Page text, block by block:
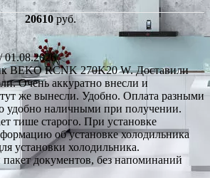
20610руб.
01.08.2026
BEKO RCNK 270K20 W. Доставили
Очень аккуратно внесли и
же вынесли. Удобно. Оплата разными
удобно наличными при получении.
тише старого. При установке
об установке холодильника
установки холодильника.
документов, без напоминаний